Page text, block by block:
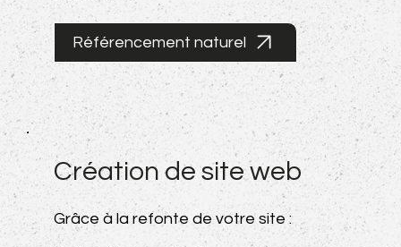
Création de site web
Grâce à la refonte de votre site :
Référencement naturel